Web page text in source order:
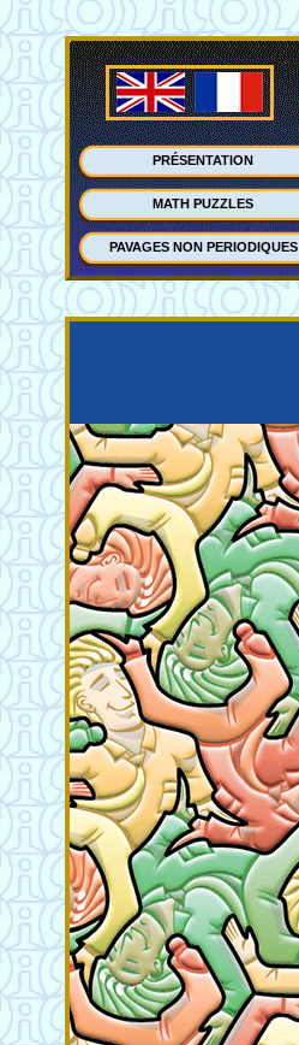
PRÉSENTATION
MATH PUZZLES
PAVAGES NON PERIODIQUES